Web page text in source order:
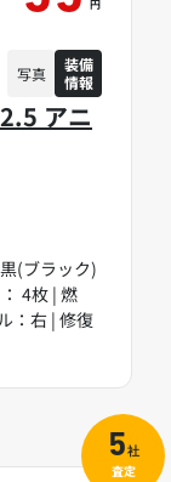
アニ
(ブラック)
4枚 | 燃
：右 | 修復
円
写真
装備
情報
5社
査定